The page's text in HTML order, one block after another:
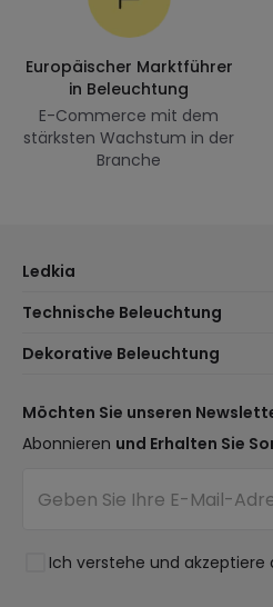
Europäischer Marktführer
in Beleuchtung
E-Commerce mit dem
stärksten Wachstum in der
Branche
Ledkia
Kundenservice
Versandmethoden
Sind Sie ein Profi?
Häufig gestellte Fragen (FAQ)
Technische Beleuchtung
Marken
Beleuchtung für Unternehmen
Ausverkauf OutLED
Dekorative Beleuchtung
Trends
Premium-Dekor-Marken
Räume
Kollektionen
Möchten Sie unseren
Abonnieren und Erhalten Sie
Ich verstehe und akzeptiere